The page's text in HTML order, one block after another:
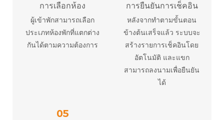
การเลือกห้อง
ผู้เข้าพักสามารถเลือก
ประเภทห้องพักที่แตกต่าง
กันได้ตามความต้องการ
การยืนยันการเช็คอิน
หลังจากทำตามขั้นตอน
ข้างต้นเสร็จแล้ว ระบบจะ
สร้างรายการเช็คอินโดย
อัตโนมัติ และแขก
สามารถลงนามเพื่อยืนยัน
ได้
05